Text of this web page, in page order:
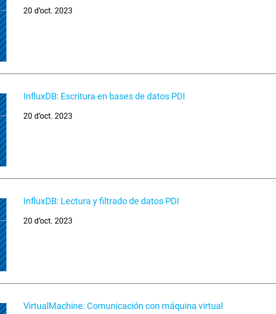
20 d’oct. 2023
InfluxDB: Escritura en bases de datos PDI
20 d’oct. 2023
InfluxDB: Lectura y filtrado de datos PDI
20 d’oct. 2023
VirtualMachine: Comunicación con máquina virtual